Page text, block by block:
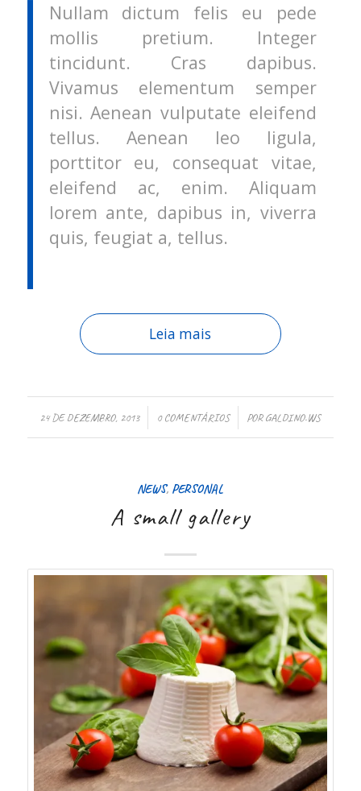
Nullam dictum felis eu pede
mollis pretium. Integer
tincidunt. Cras dapibus.
Vivamus elementum semper
nisi. Aenean vulputate eleifend
tellus. Aenean leo ligula,
porttitor eu, consequat vitae,
eleifend ac, enim. Aliquam
lorem ante, dapibus in, viverra
quis, feugiat a, tellus.
Leia mais
24 DE DEZEMBRO, 2013
/ 0 COMENTÁRIOS
/ PORGALDINO.WS
NEWS, PERSONAL
A small gallery